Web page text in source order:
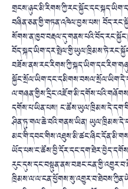
བཞིན་ཅན་གྱི་གཏན་འཁེལ་བྱས་པས། བོད་རང་
དགོས་པ་ཡིན་པས།
ཤིན་ཏུ་གལ་ཆེ་བའི་གནས་ཡིན།